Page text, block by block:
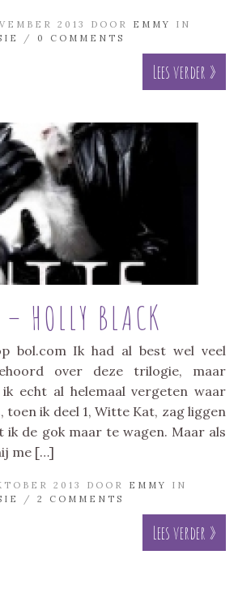
2013 DOOR EMMY
IN
/ 0 COMMENTS
Lees verder »
HOLLY BLACK
bol.com Ik had al best wel veel
over deze trilogie, maar
echt al helemaal vergeten waar
toen ik deel 1, Witte Kat, zag liggen
ik de gok maar te wagen. Maar als
me […]
2013 DOOR EMMY
IN
/ 2 COMMENTS
Lees verder »